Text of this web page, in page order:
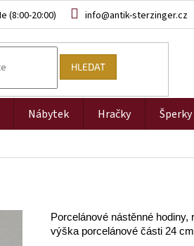
info@antik-sterzinger.cz
HLEDAT
Nábytek Hračky Šperky
Porcelánové nástěnné
výška porcelánové části 24